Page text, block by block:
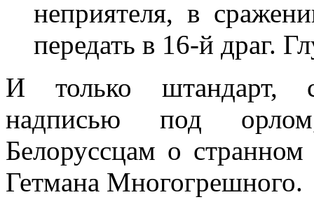
неприятеля, в
передать в 16-й драг.
И только штандарт,
надписью под
Белоруссцам о
Гетмана Многогрешного.